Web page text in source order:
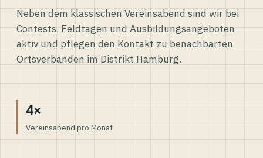
Neben dem klassischen Vereinsabend sind wir bei
Contests, Feldtagen und Ausbildungsangeboten
aktiv und pflegen den Kontakt zu benachbarten
Ortsverbänden im Distrikt Hamburg.
4×
Vereinsabend pro Monat